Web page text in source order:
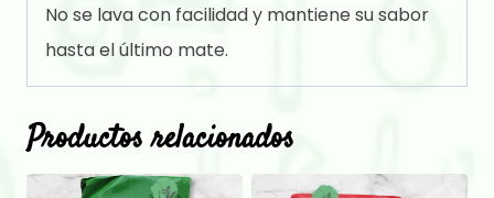
No se lava con facilidad y mantiene su sabor
hasta el último mate.
Productos relacionados